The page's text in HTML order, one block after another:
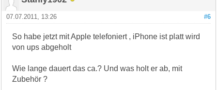
#6
07.07.2011, 13:26
So habe jetzt mit Apple telefoniert , iPhone ist platt wird
von ups abgeholt
Wie lange dauert das ca.? Und was holt er ab, mit
Zubehör ?